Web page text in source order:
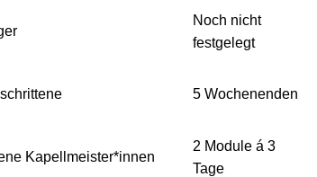
Noch nicht
festgelegt
5 Wochenenden
Kapellmeister*innen
2 Module á 3
Tage